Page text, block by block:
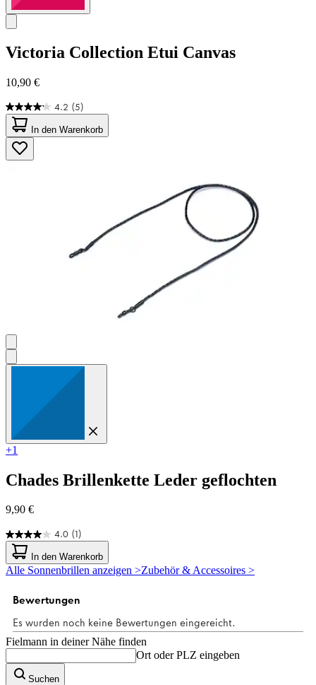
Victoria Collection Etui Canvas
10,90 €
4.2 (5)
4.2
von
5
Sternen.
5
In den Warenkorb
+1
Chades Brillenkette Leder geflochten
9,90 €
4.0 (1)
4.0
von
5
Sternen.
Bewertung
In den Warenkorb
Alle Sonnenbrillen anzeigen >Zubehör & Accessoires >
Fielmann in deiner Nähe finden
Ort oder PLZ eingeben
Suchen